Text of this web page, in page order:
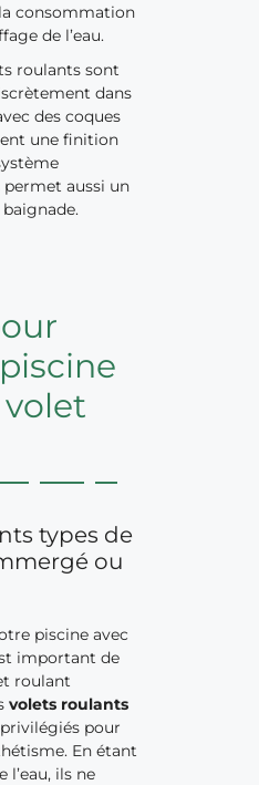
consommation
de l’eau.
roulants sont
dans
des coques
une finition
aussi un
types de
ou
piscine avec
important de
roulant
volets roulants
pour
En étant
l’eau, ils ne